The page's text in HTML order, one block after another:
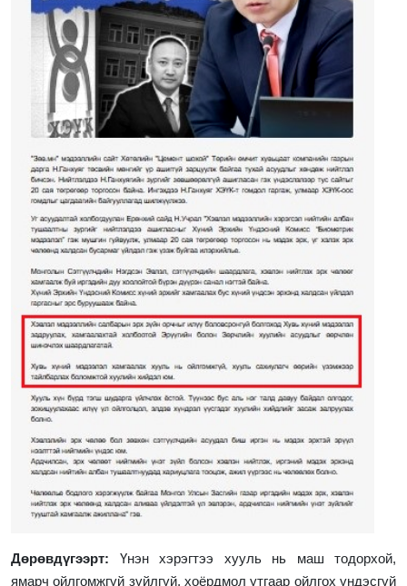
Дөрөвдүгээрт:
Үнэн хэрэгтээ хууль нь маш тодорхой,
ямарч ойлгомжгүй зүйлгүй, хоёрдмол утгаар ойлгох үндэсгүй